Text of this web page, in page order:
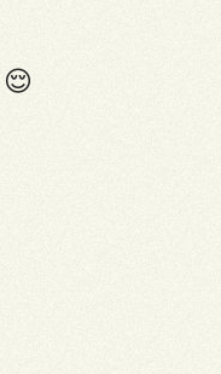
😌